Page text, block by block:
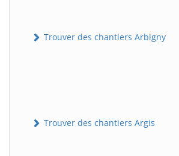
Trouver des chantiers Arbigny
Trouver des chantiers Argis